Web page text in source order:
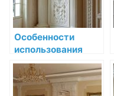
Особенности
использования
декоративной
лепнины в
средневековых